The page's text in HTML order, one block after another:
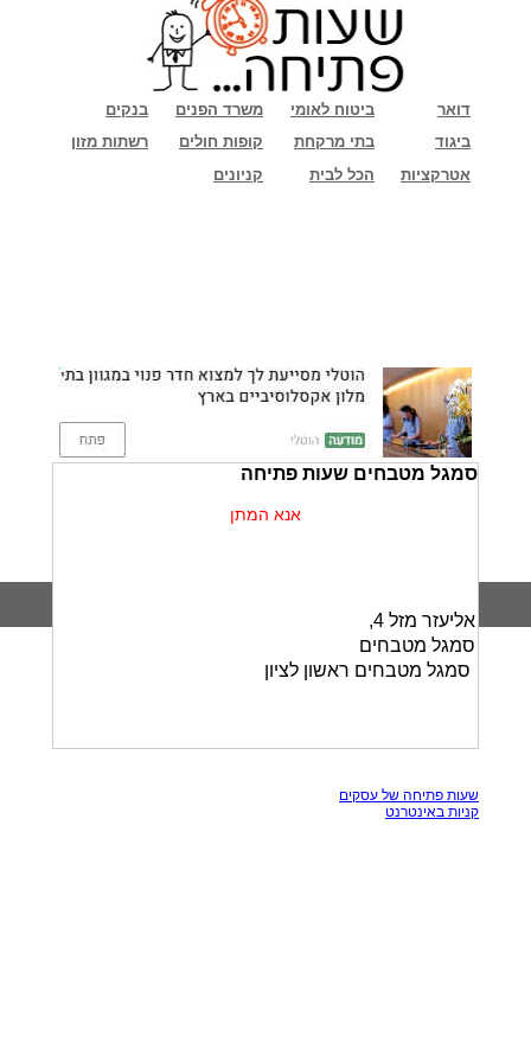
בנקים משרד הפנים ביטוח לאומי
דואר
רשתות מזון
קופות חולים בתי מרקחת
ביגוד
קניונים
הכל לבית אטרקציות
סמגל מטבחים שעות פתיחה
אנא המתן
אליעזר מזל 4,
סמגל מטבחים
שעות פתיחה של עסקים
קניות באינטרנט